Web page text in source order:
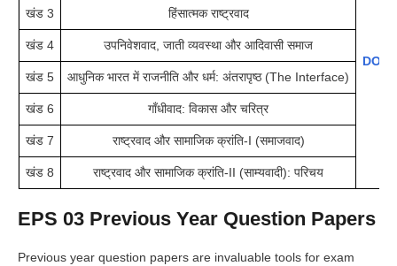
खंड 3 हिंसात्मक राष्ट्रवाद
खंड 4 उपनिवेशवाद, जाती व्यवस्था और आदिवासी समाज
खंड 5 आधुनिक भारत में राजनीति और धर्म: अंतरापृष्ठ (The Interface)
खंड 6 गाँधीवाद: विकास और चरित्र
खंड 7 राष्ट्रवाद और सामाजिक क्रांति-I (समाजवाद)
खंड 8 राष्ट्रवाद और सामाजिक क्रांति-II (साम्यवादी): परिचय
EPS 03 Previous Year Question Papers
Previous year question papers are invaluable tools for exam